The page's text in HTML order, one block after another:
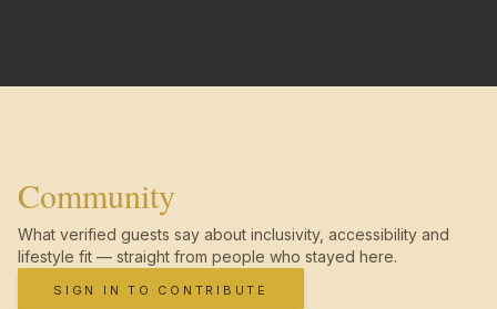
Community
What verified guests say about inclusivity, accessibility and
lifestyle fit — straight from people who stayed here.
SIGN IN TO CONTRIBUTE